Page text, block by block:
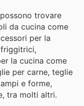
trovare
da cucina come
per la
la cucina come
per carne, teglie
e forme,
tra molti altri.